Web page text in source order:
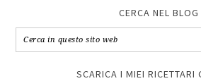
CERCA NEL BLOG
SCARICA I MIEI RICETTARI